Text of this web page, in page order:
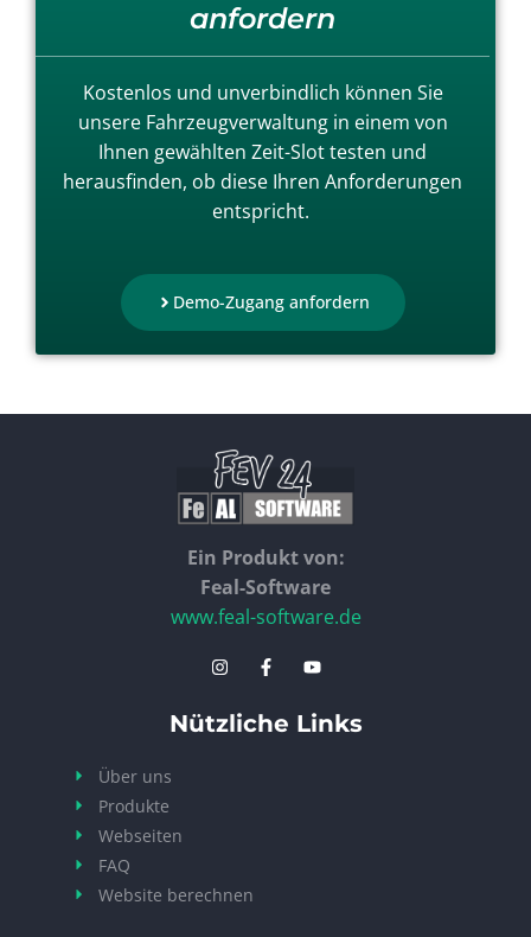
anfordern
Kostenlos und unverbindlich können Sie
unsere Fahrzeugverwaltung in einem von
Ihnen gewählten Zeit-Slot testen und
herausfinden, ob diese Ihren Anforderungen
entspricht.
Demo-Zugang anfordern
Ein Produkt von:
Feal-Software
www.feal-software.de
Nützliche Links
Über uns
Produkte
Webseiten
FAQ
Website berechnen